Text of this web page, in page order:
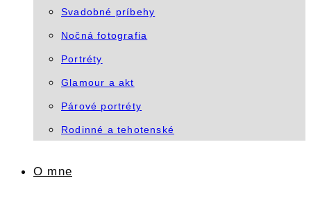
Svadobné príbehy
Nočná fotografia
Portréty
Glamour a akt
Párové portréty
Rodinné a tehotenské
O mne